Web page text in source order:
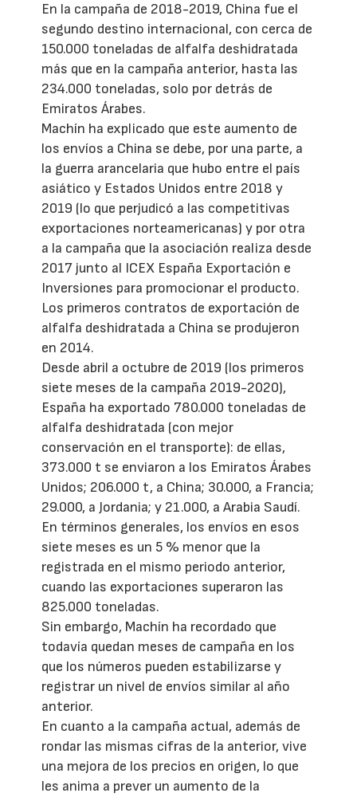
En la campaña de 2018-2019, China fue el
segundo destino internacional, con cerca de
150.000 toneladas de alfalfa deshidratada
más que en la campaña anterior, hasta las
234.000 toneladas, solo por detrás de
Emiratos Árabes.
Machín ha explicado que este aumento de
los envíos a China se debe, por una parte, a
la guerra arancelaria que hubo entre el país
asiático y Estados Unidos entre 2018 y
2019 (lo que perjudicó a las competitivas
exportaciones norteamericanas) y por otra
a la campaña que la asociación realiza desde
2017 junto al ICEX España Exportación e
Inversiones para promocionar el producto.
Los primeros contratos de exportación de
alfalfa deshidratada a China se produjeron
en 2014.
Desde abril a octubre de 2019 (los primeros
siete meses de la campaña 2019-2020),
España ha exportado 780.000 toneladas de
alfalfa deshidratada (con mejor
conservación en el transporte): de ellas,
373.000 t se enviaron a los Emiratos Árabes
Unidos; 206.000 t, a China; 30.000, a Francia;
29.000, a Jordania; y 21.000, a Arabia Saudí.
En términos generales, los envíos en esos
siete meses es un 5 % menor que la
registrada en el mismo periodo anterior,
cuando las exportaciones superaron las
825.000 toneladas.
Sin embargo, Machín ha recordado que
todavía quedan meses de campaña en los
que los números pueden estabilizarse y
registrar un nivel de envíos similar al año
anterior.
En cuanto a la campaña actual, además de
rondar las mismas cifras de la anterior, vive
una mejora de los precios en origen, lo que
les anima a prever un aumento de la